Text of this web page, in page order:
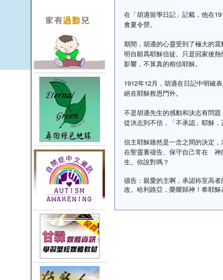
在「胡適留學日記」記載，他在
會夏令營。
期間，胡適的心靈受到了極大的
明自願爲耶穌信徒。只是回家後
影響，不算真的相信耶穌。
1912年12月，胡適在日記中明確
絕在耶穌救恩門外。
不是胡適先生的感動和決志有問
從決志到不信，「不承認」耶穌
信主耶穌雖然是一念之間的決定
在聖靈裏禱告、保守自己常在 神
生。你說對嗎？
禱告：親愛的主啊，承認袮至高
改。哈利路亞，榮耀歸神！奉耶